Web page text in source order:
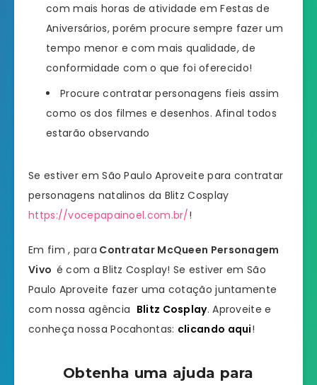
com mais horas de atividade em Festas de
Aniversários, porém procure sempre fazer um
tempo menor e com mais qualidade, de
conformidade com o que foi oferecido!
Procure contratar personagens fieis assim
como os dos filmes e desenhos. Afinal todos
estarão observando
Se estiver em São Paulo Aproveite para contratar
personagens natalinos da Blitz Cosplay
https://vocepapainoel.com.br/!
Em fim , para Contratar McQueen Personagem
Vivo é com a Blitz Cosplay! Se estiver em São
Paulo Aproveite fazer uma cotação juntamente
com nossa agência Blitz Cosplay. Aproveite e
conheça nossa Pocahontas: clicando aqui!
Obtenha uma ajuda para